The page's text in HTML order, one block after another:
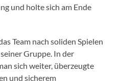
und holte sich am Ende
Team nach soliden Spielen
Gruppe. In der
sich weiter, überzeugte
und sicherem